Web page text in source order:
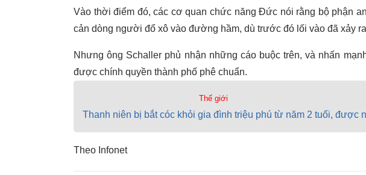
Vào thời điểm đó, các cơ quan chức năng Đức nói rằng bộ phận
cản dòng người đổ xô vào đường hầm, dù trước đó lối vào đã xảy
Nhưng ông Schaller phủ nhận những cáo buộc trên, và nhấn
được chính quyền thành phố phê chuẩn.
Thế giới
Thanh niên bị bắt cóc khỏi gia đình triệu phú từ năm 2 tuổi, được
Theo Infonet